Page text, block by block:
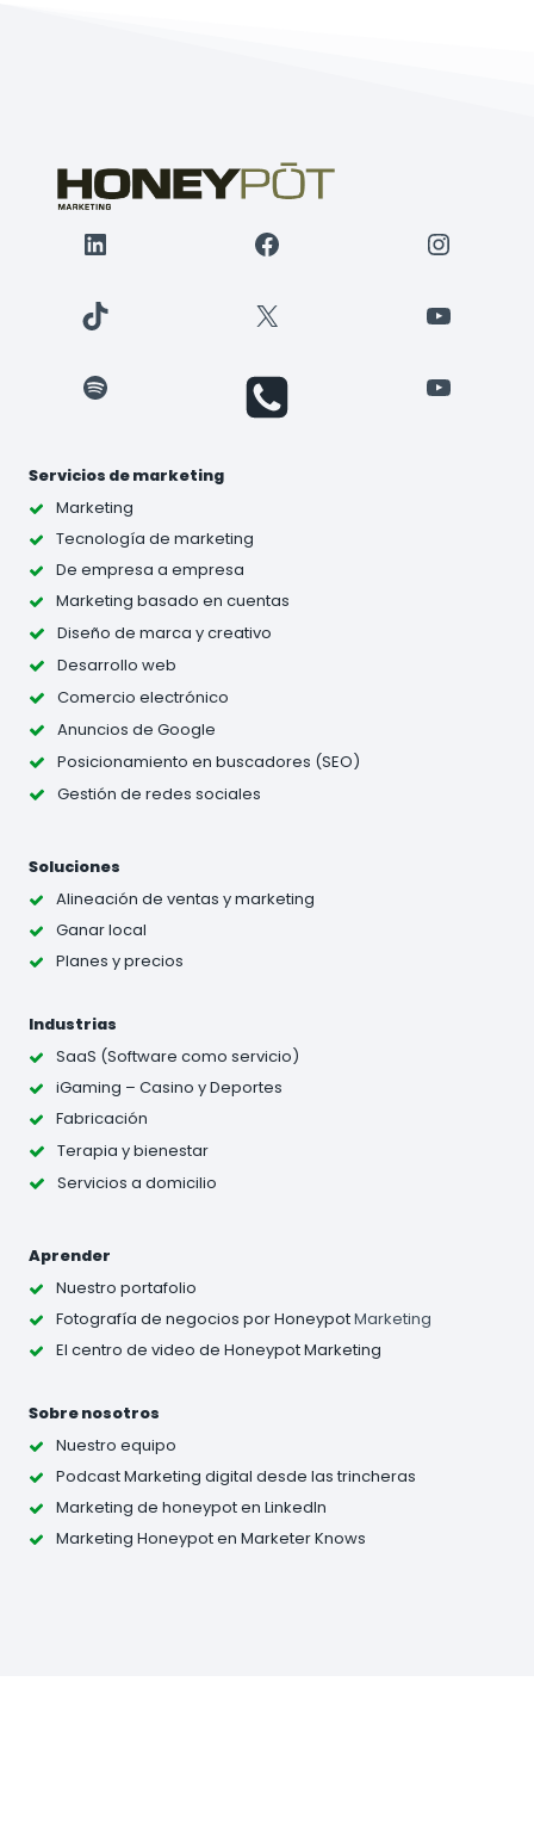
LinkedIn Facebook
TikTok X YouTube
Spotify YouTube
Servicios de marketing
Marketing
Tecnología de marketing
De empresa a empresa
Marketing basado en cuentas
Diseño de marca y creativo
Desarrollo web
Comercio electrónico
Anuncios de Google
Posicionamiento en buscadores (SEO)
Gestión de redes sociales
Soluciones
Alineación de ventas y marketing
Ganar local
Planes y precios
Industrias
SaaS (Software como servicio)
iGaming – Casino y Deportes
Fabricación
Terapia y bienestar
Servicios a domicilio
Aprender
Nuestro portafolio
Fotografía de negocios por HoneypotMarketing
El centro de video de Honeypot Marketing
Sobre nosotros
Nuestro equipo
Podcast Marketing digital desde las trincheras
Marketing de honeypot en LinkedIn
Marketing Honeypot en Marketer Knows